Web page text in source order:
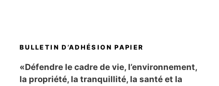
BULLETIN D’ADHÉSION PAPIER
«Défendre le cadre de vie, l’environnement,
la propriété, la tranquillité, la santé et la